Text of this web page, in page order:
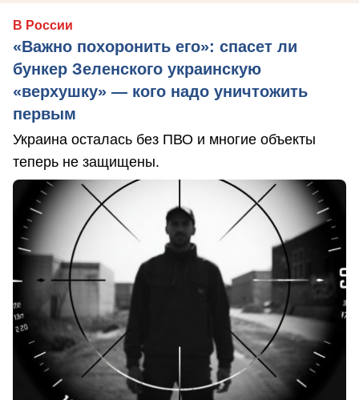
В России
«Важно похоронить его»: спасет ли
бункер Зеленского украинскую
«верхушку» — кого надо уничтожить
первым
Украина осталась без ПВО и многие объекты
теперь не защищены.